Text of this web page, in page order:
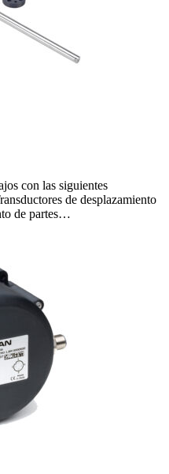
con las siguientes
de desplazamiento
de partes…